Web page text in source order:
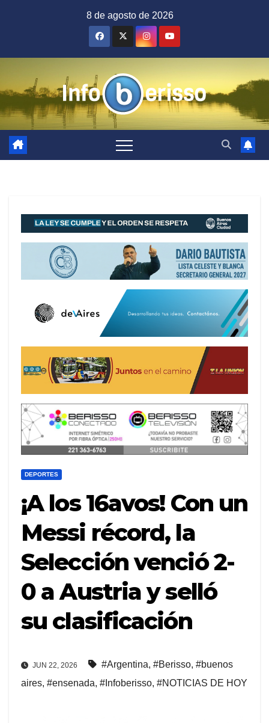
8 de agosto de 2026
DEPORTES
¡A los 16avos! Con un
Messi récord, la
Selección venció 2-
0 a Austria y selló
su clasificación
JUN 22, 2026 #Argentina, #Berisso, #buenos
aires, #ensenada, #Infoberisso, #NOTICIAS DE HOY